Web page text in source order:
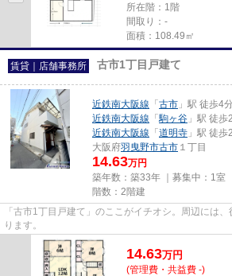
所在階：1階
間取り：-
面積：108.49㎡
賃貸｜店舗事務所 古市1丁目戸建て
近鉄南大阪線 「 古市 」駅 徒歩4
近鉄南大阪線 「駒ヶ谷 」駅 徒歩
近鉄南大阪線 「 道明寺 」駅 徒歩
大阪府羽曳野市古市 １丁目
14.63万円
築年数：築33年 ｜募集中： 1室
階数：2階建
「古市1丁目戸建て」のここがイチオシ。周辺には
ります。
14.63万円
(管理費・共益費 -)